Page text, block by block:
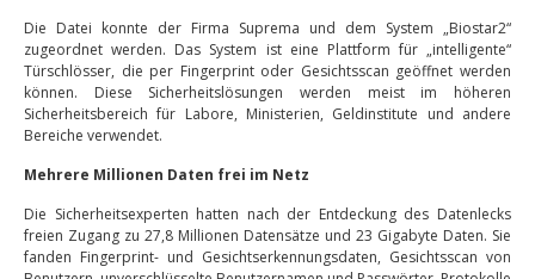
Die Datei konnte der Firma Suprema und dem System „Biostar2“
zugeordnet werden. Das System ist eine Plattform für „intelligente“
Türschlösser, die per Fingerprint oder Gesichtsscan geöffnet werden
können. Diese Sicherheitslösungen werden meist im höheren
Sicherheitsbereich für Labore, Ministerien, Geldinstitute und andere
Bereiche verwendet.
Mehrere Millionen Daten frei im Netz
Die Sicherheitsexperten hatten nach der Entdeckung des Datenlecks
freien Zugang zu 27,8 Millionen Datensätze und 23 Gigabyte Daten. Sie
fanden Fingerprint- und Gesichtserkennungsdaten, Gesichtsscan von